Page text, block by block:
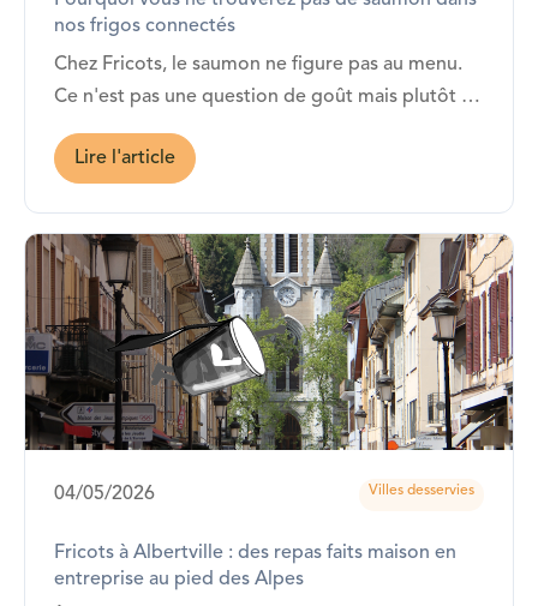
nos frigos connectés
Chez Fricots, le saumon ne figure pas au menu.
Ce n'est pas une question de goût mais plutôt de
cohérence avec ce que nous défendons depuis le
début.Lire l'article
04/05/2026 Villes desservies
Fricots à Albertville : des repas faits maison en
entreprise au pied des Alpes